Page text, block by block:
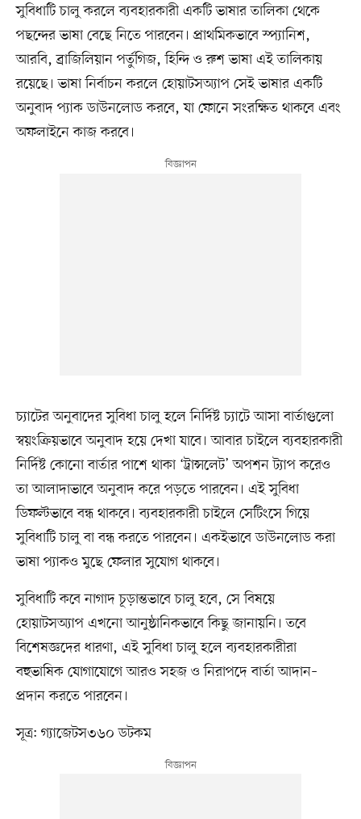
সুবিধাটি চালু করলে ব্যবহারকারী একটি ভাষার তালিকা থেকে
পছন্দের ভাষা বেছে নিতে পারবেন। প্রাথমিকভাবে স্প্যানিশ,
আরবি, ব্রাজিলিয়ান পর্তুগিজ, হিন্দি ও রুশ ভাষা এই তালিকায়
রয়েছে। ভাষা নির্বাচন করলে হোয়াটসঅ্যাপ সেই ভাষার একটি
অনুবাদ প্যাক ডাউনলোড করবে, যা ফোনে সংরক্ষিত থাকবে এবং
অফলাইনে কাজ করবে।
চ্যাটের অনুবাদের সুবিধা চালু হলে নির্দিষ্ট চ্যাটে আসা বার্তাগুলো
স্বয়ংক্রিয়ভাবে অনুবাদ হয়ে দেখা যাবে। আবার চাইলে ব্যবহারকারী
নির্দিষ্ট কোনো বার্তার পাশে থাকা ‘ট্রান্সলেট’ অপশন ট্যাপ করেও
তা আলাদাভাবে অনুবাদ করে পড়তে পারবেন। এই সুবিধা
ডিফল্টভাবে বন্ধ থাকবে। ব্যবহারকারী চাইলে সেটিংসে গিয়ে
সুবিধাটি চালু বা বন্ধ করতে পারবেন। একইভাবে ডাউনলোড করা
ভাষা প্যাকও মুছে ফেলার সুযোগ থাকবে।
সুবিধাটি কবে নাগাদ চূড়ান্তভাবে চালু হবে, সে বিষয়ে
হোয়াটসঅ্যাপ এখনো আনুষ্ঠানিকভাবে কিছু জানায়নি। তবে
বিশেষজ্ঞদের ধারণা, এই সুবিধা চালু হলে ব্যবহারকারীরা
বহুভাষিক যোগাযোগে আরও সহজ ও নিরাপদে বার্তা আদান–
প্রদান করতে পারবেন।
সূত্র: গ্যাজেটস৩৬০ ডটকম